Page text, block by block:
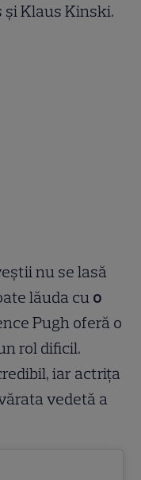
și Klaus Kinski.
nu se lasă
lăuda cu o
Pugh oferă o
rol dificil.
iar actrița
vedetă a